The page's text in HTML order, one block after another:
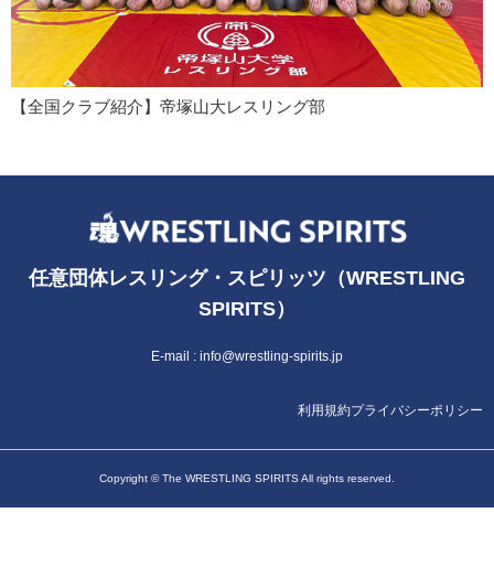
【全国クラブ紹介】帝塚山大レスリング部
任意団体レスリング・スピリッツ（WRESTLING
SPIRITS）
E-mail : info@wrestling-spirits.jp
利用規約プライバシーポリシー
Copyright © The WRESTLING SPIRITS All rights reserved.